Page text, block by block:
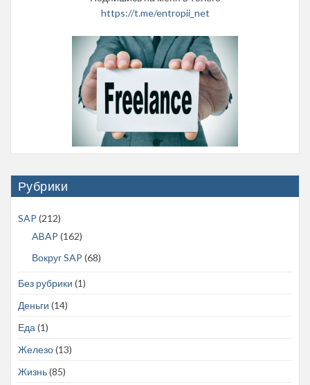
https://t.me/entropii_net
Рубрики
SAP (212)
ABAP (162)
Вокруг SAP (68)
Без рубрики (1)
Деньги (14)
Еда(1)
Железо(13)
Жизнь(85)